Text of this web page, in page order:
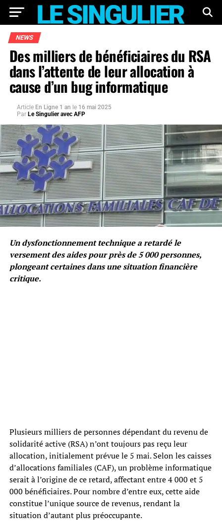
NEWS
Des milliers de bénéficiaires du RSA
dans l’attente de leur allocation à
cause d’un bug informatique
Article En Ligne 1 an le 16 mai 2025
Par Le Singulier avec AFP
Un dysfonctionnement technique a retardé le
versement des aides pour près de 5 000 personnes,
plongeant certaines dans une situation financière
critique.
Plusieurs milliers de personnes dépendant du revenu de
solidarité active (RSA) n’ont toujours pas reçu leur
allocation, initialement prévue le 5 mai. Selon les caisses
d’allocations familiales (CAF), un problème informatique
serait à l’origine de ce retard, affectant entre 4 000 et 5
000 bénéficiaires. Pour nombre d’entre eux, cette aide
constitue l’unique source de revenus, rendant la
situation d’autant plus préoccupante.